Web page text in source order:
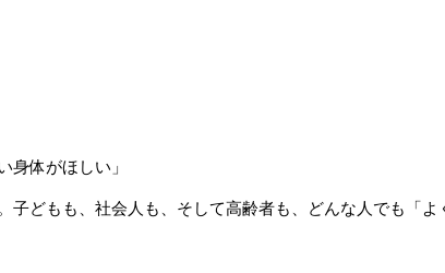
身体がほしい」
どもも、社会人も、そして高齢者も、どんな人でも「よ